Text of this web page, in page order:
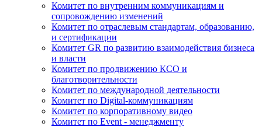
Комитет по внутренним коммуникациям и
сопровождению изменений
Комитет по отраслевым стандартам, образованию,
и сертификации
Комитет GR по развитию взаимодействия бизнеса
и власти
Комитет по продвижению КСО и
благотворительности
Комитет по международной деятельности
Комитет по Digital-коммуникациям
Комитет по корпоративному видео
Комитет по Event - менеджменту